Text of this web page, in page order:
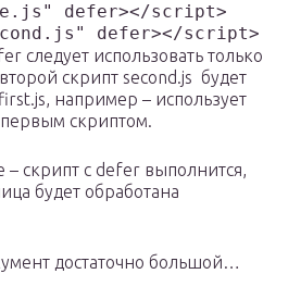
defer></script>
defer></script>
следует использовать только
скрипт second.js будет
например – использует
скриптом.
– скрипт с defer выполнится,
будет обработана
достаточно большой…